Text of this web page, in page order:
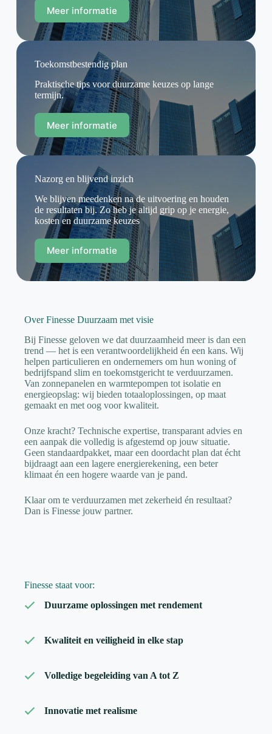
Meer informatie
Toekomstbestendig plan
Praktische tips voor duurzame keuzes op lange
termijn.
Meer informatie
Nazorg en blijvend inzich
We blijven meedenken na de uitvoering en houden
de resultaten bij. Zo heb je altijd grip op je energie,
kosten en duurzame keuzes
Meer informatie
Over Finesse Duurzaam met visie
Bij Finesse geloven we dat duurzaamheid meer is dan een
trend — het is een verantwoordelijkheid én een kans. Wij
helpen particulieren en ondernemers om hun woning of
bedrijfspand slim en toekomstgericht te verduurzamen.
Van zonnepanelen en warmtepompen tot isolatie en
energieopslag: wij bieden totaaloplossingen, op maat
gemaakt en met oog voor kwaliteit.
Onze kracht? Technische expertise, transparant advies en
een aanpak die volledig is afgestemd op jouw situatie.
Geen standaardpakket, maar een doordacht plan dat écht
bijdraagt aan een lagere energierekening, een beter
klimaat én een hogere waarde van je pand.
Klaar om te verduurzamen met zekerheid én resultaat?
Dan is Finesse jouw partner.
Finesse staat voor:
Duurzame oplossingen met rendement
Kwaliteit en veiligheid in elke stap
Volledige begeleiding van A tot Z
Innovatie met realisme